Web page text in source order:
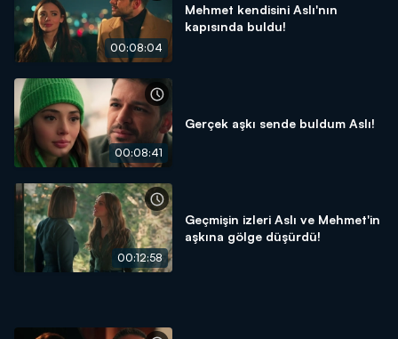
00:08:04
Mehmet kendisini Aslı'nın
kapısında buldu!
00:08:41
Gerçek aşkı sende buldum Aslı!
00:12:58
Geçmişin izleri Aslı ve Mehmet'in
aşkına gölge düşürdü!